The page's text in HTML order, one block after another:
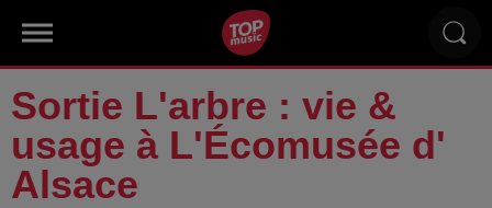
Sortie L'arbre : vie &
usage à L'Écomusée d'
Alsace